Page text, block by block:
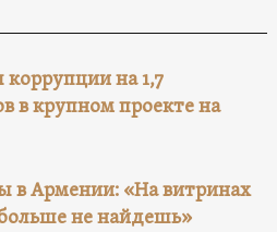
на 1,7
в крупном проекте на
в Армении: «На витринах
не найдешь»